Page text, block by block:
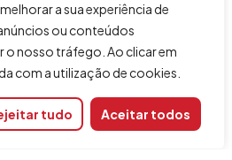
a sua experiência de
ou conteúdos
o nosso tráfego. Ao clicar em
com a utilização de cookies.
tudo Aceitar todos